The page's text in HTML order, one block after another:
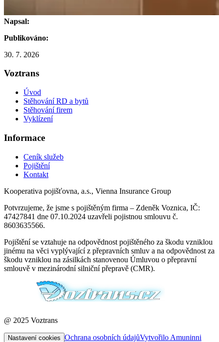
Napsal:
Publikováno:
30. 7. 2026
Voztrans
Úvod
Stěhování RD a bytů
Stěhování firem
Vyklízení
Informace
Ceník služeb
Pojištění
Kontakt
Kooperativa pojišťovna, a.s., Vienna Insurance Group
Potvrzujeme, že jsme s pojištěným firma – Zdeněk Voznica, IČ:
47427841 dne 07.10.2024 uzavřeli pojistnou smlouvu č.
8603635566.
Pojištění se vztahuje na odpovědnost pojištěného za škodu vzniklou
jinému na věci vyplývající z přepravních smluv a na odpovědnost za
škodu vzniklou na zásilkách stanovenou Úmluvou o přepravní
smlouvě v mezinárodní silniční přepravě (CMR).
@ 2025 Voztrans
Nastavení cookies Ochrana osobních údajůVytvořilo Amuninni